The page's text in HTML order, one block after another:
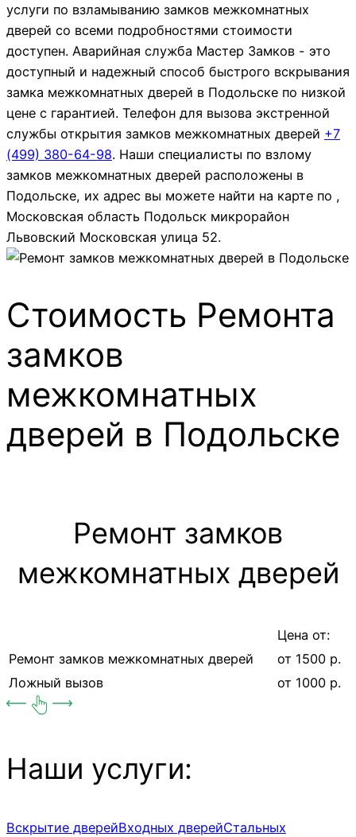
услуги по взламыванию замков межкомнатных
дверей со всеми подробностями стоимости
доступен. Аварийная служба Мастер Замков - это
доступный и надежный способ быстрого вскрывания
замка межкомнатных дверей в Подольске по низкой
цене с гарантией. Телефон для вызова экстренной
службы открытия замков межкомнатных дверей +7
(499) 380-64-98. Наши специалисты по взлому
замков межкомнатных дверей расположены в
Подольске, их адрес вы можете найти на карте по ,
Московская область Подольск микрорайон
Львовский Московская улица 52.
Стоимость Ремонта
замков
межкомнатных
дверей в Подольске
Ремонт замков
межкомнатных дверей
Цена от:
Ремонт замков межкомнатных дверей
от 1500 р.
Ложный вызов
от 1000 р.
Наши услуги:
Вскрытие дверейВходных дверейСтальных